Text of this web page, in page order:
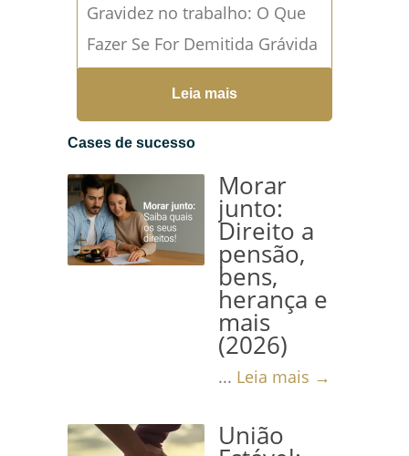
Gravidez no trabalho: O Que
Fazer Se For Demitida Grávida
Sem Justa Causa? Gravidez no
trabalho se uma mulher
estiver enfrentando uma...
Leia mais
Cases de sucesso
Morar
junto:
Direito a
pensão,
bens,
herança e
mais
(2026)
... Leia mais →
União